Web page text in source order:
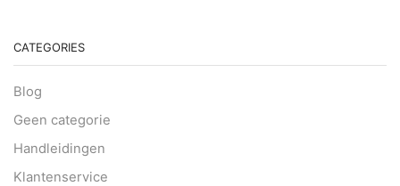
CATEGORIES
Blog
Geen categorie
Handleidingen
Klantenservice